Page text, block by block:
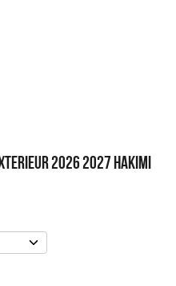
2026 2027 Hakimi